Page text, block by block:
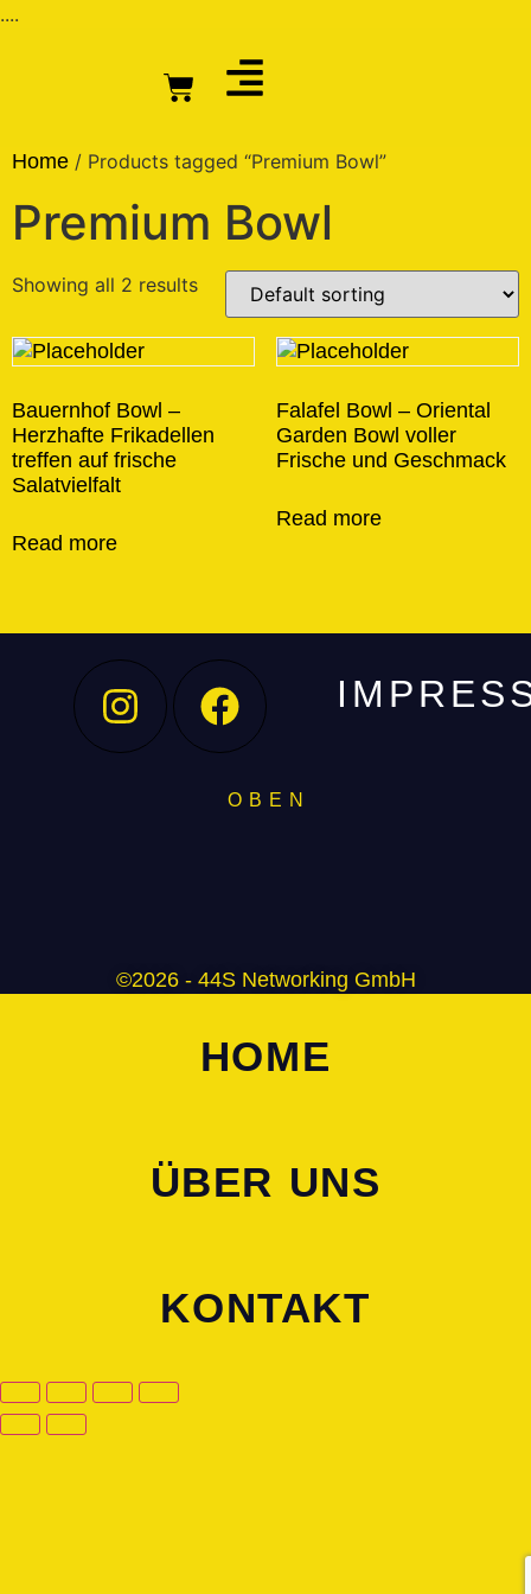
....
Home / Products tagged “Premium Bowl”
Premium Bowl
Showing all 2 results
Bauernhof Bowl –
Herzhafte Frikadellen
treffen auf frische
Salatvielfalt
Read more
Falafel Bowl – Oriental
Garden Bowl voller
Frische und Geschmack
Read more
O B E N
©2026 - 44S Networking GmbH
HOME
ÜBER UNS
KONTAKT